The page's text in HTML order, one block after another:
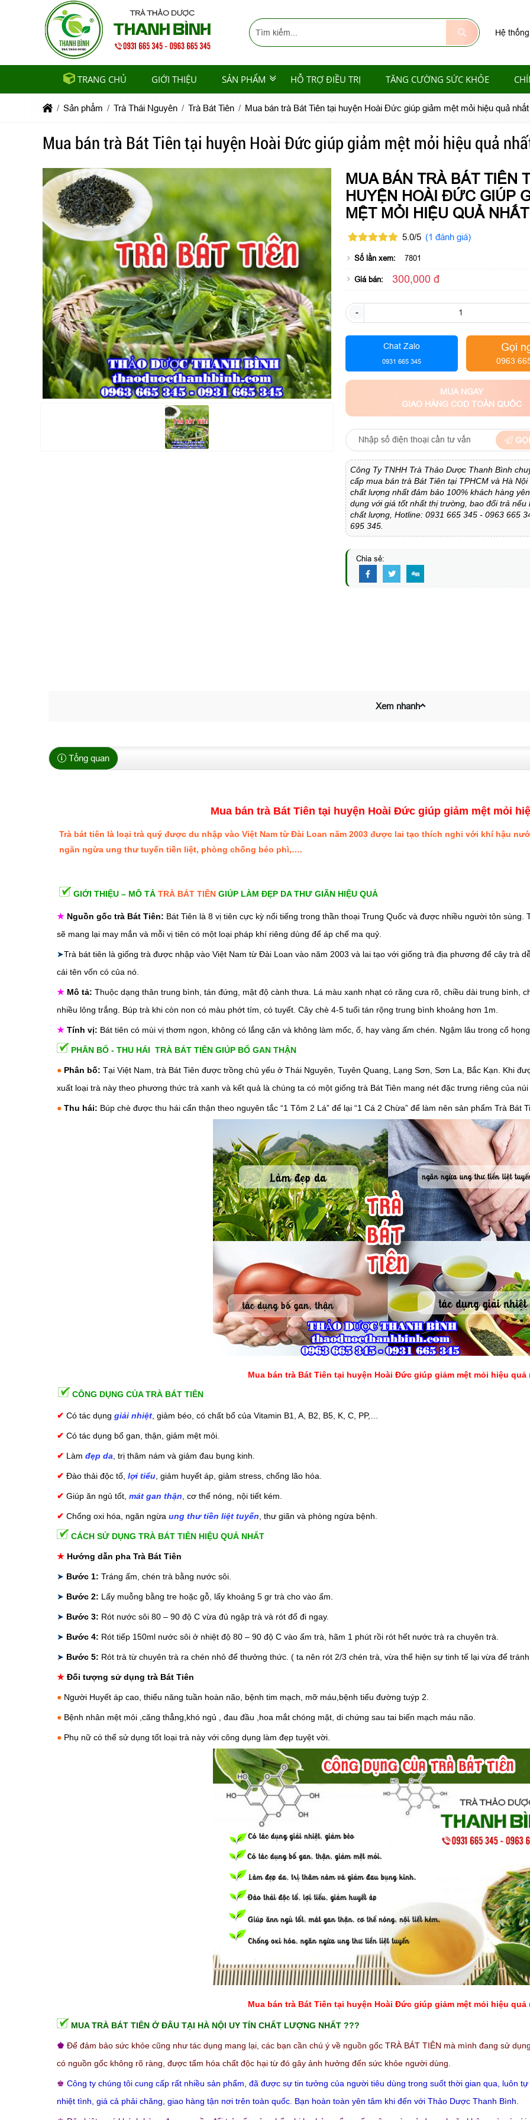
Hệ
TRANG CHỦ GIỚI THIỆU SẢN PHẨM HỖ TRỢ ĐIỀU TRỊ TĂNG CƯỜNG SỨC KHỎE
Sản phẩm Trà Thái Nguyên Trà Bát Tiên Mua bán trà Bát Tiên tại huyện Hoài Đức giúp giảm mệt mỏi hiệu quả nhất
Mua bán trà Bát Tiên tại huyện Hoài Đức giúp giảm mệt mỏi hiệu quả
MUA BÁN TRÀ BÁT TIÊN
HUYỆN HOÀI ĐỨC GIÚP
MỆT MỎI HIỆU QUẢ NHẤT
5.0/5 (1 đánh giá)
Số lần xem: 7801
Giá bán: 300,000 đ
-
Chat Zalo
0931 665 345
Gọi
0963
MUA NGAY
GIAO HÀNG COD TOÀN QUỐC
Công Ty TNHH Trà Thảo Dược Thanh Bình
cấp mua bán trà Bát Tiên tại TPHCM và Hà
chất lượng nhất đảm bảo 100% khách hàng
dụng với giá tốt nhất thị trường, bao đổi trả nếu
chất lượng, Hotline: 0931 665 345 - 0963 665
695 345.
Chia sẻ:
Xem nhanh
Tổng quan
Mua bán trà Bát Tiên tại huyện Hoài Đức giúp giảm mệt mỏi
Trà bát tiên là loại trà quý được du nhập vào Việt Nam từ Đài Loan năm 2003 được lai tạo thích nghi với khí hậu
ngăn ngừa ung thư tuyến tiền liệt, phòng chống béo phì,….
GIỚI THIỆU – MÔ TẢ TRÀ BÁT TIÊN GIÚP LÀM ĐẸP DA THƯ GIÃN HIỆU QUẢ
★ Nguồn gốc trà Bát Tiên: Bát Tiên là 8 vị tiên cực kỳ nổi tiếng trong thần thoại Trung Quốc và được nhiều người tôn
sẽ mang lại may mắn và mỗi vị tiên có một loại pháp khí riêng dùng để áp chế ma quỷ.
➤Trà bát tiên là giống trà được nhập vào Việt Nam từ Đài Loan vào năm 2003 và lai tạo với giống trà địa phương để cây trà
cái tên vốn có của nó.
★ Mô tả: Thuộc dạng thân trung bình, tán đứng, mật độ cành thưa. Lá màu xanh nhạt có răng cưa rõ, chiều dài trung bình,
nhiều lông trắng. Búp trà khi còn non có màu phớt tím, có tuyết. Cây chè 4-5 tuổi tán rộng trung bình khoảng hơn 1m.
★ Tính vị: Bát tiên có mùi vị thơm ngon, không có lắng cặn và không làm mốc, ố, hay vàng ấm chén. Ngậm lâu trong cổ
PHÂN BỐ - THU HÁI TRÀ BÁT TIÊN GIÚP BỔ GAN THẬN
● Phân bố: Tại Việt Nam, trà Bát Tiên được trồng chủ yếu ở Thái Nguyên, Tuyên Quang, Lạng Sơn, Sơn La, Bắc Kạn. Khi
xuất loại trà này theo phương thức trà xanh và kết quả là chúng ta có một giống trà Bát Tiên mang nét đặc trưng riêng của
● Thu hái: Búp chè được thu hái cẩn thận theo nguyên tắc “1 Tôm 2 Lá” để lại “1 Cá 2 Chừa” để làm nên sản phẩm Trà Bát
Mua bán trà Bát Tiên tại huyện Hoài Đức giúp giảm mệt mỏi hiệu quả
CÔNG DỤNG CỦA TRÀ BÁT TIÊN
✔ Có tác dụng giải nhiệt , giảm béo, có chất bổ của Vitamin B1, A, B2, B5, K, C, PP,…
✔ Có tác dụng bổ gan, thận, giảm mệt mỏi.
✔ Làm đẹp da , trị thâm nám và giảm đau bụng kinh.
✔ Đào thải độc tố, lợi tiểu , giảm huyết áp, giảm stress, chống lão hóa.
✔ Giúp ăn ngủ tốt, mát gan thận , cơ thể nóng, nội tiết kém.
✔ Chống oxi hóa, ngăn ngừa ung thư tiền liệt tuyến , thư giãn và phòng ngừa bệnh.
CÁCH SỬ DỤNG TRÀ BÁT TIÊN HIỆU QUẢ NHẤT
★ Hướng dẫn pha Trà Bát Tiên
➤ Bước 1: Tráng ấm, chén trà bằng nước sôi.
➤ Bước 2: Lấy muỗng bằng tre hoặc gỗ, lấy khoảng 5 gr trà cho vào ấm.
➤ Bước 3: Rót nước sôi 80 – 90 độ C vừa đủ ngập trà và rót đổ đi ngay.
➤ Bước 4: Rót tiếp 150ml nước sôi ở nhiệt độ 80 – 90 độ C vào ấm trà, hãm 1 phút rồi rót hết nước trà ra chuyên trà.
➤ Bước 5: Rót trà từ chuyên trà ra chén nhỏ để thưởng thức. ( ta nên rót 2/3 chén trà, vừa thể hiện sự tinh tế lại vừa để
★ Đối tượng sử dụng trà Bát Tiên
● Người Huyết áp cao, thiểu năng tuần hoàn não, bệnh tim mạch, mỡ máu,bệnh tiểu đường tuýp 2.
● Bệnh nhân mệt mỏi ,căng thẳng,khó ngủ , đau đầu ,hoa mắt chóng mặt, di chứng sau tai biến mạch máu não.
● Phụ nữ có thể sử dụng tốt loại trà này với công dụng làm đẹp tuyệt vời.
Mua bán trà Bát Tiên tại huyện Hoài Đức giúp giảm mệt mỏi hiệu quả
MUA TRÀ BÁT TIÊN Ở ĐÂU TẠI HÀ NỘI UY TÍN CHẤT LƯỢNG NHẤT ???
♚ Để đảm bảo sức khỏe cũng như tác dụng mang lại, các bạn cần chú ý về nguồn gốc TRÀ BÁT TIÊN mà mình đang sử
có nguồn gốc không rõ ràng, được tẩm hóa chất độc hại từ đó gây ảnh hưởng đến sức khỏe người dùng.
♚ Công ty chúng tôi cung cấp rất nhiều sản phẩm, đã được sự tin tưởng của người tiêu dùng trong suốt thời gian qua, luôn
nhiệt tình, giá cả phải chăng, giao hàng tận nơi trên toàn quốc. Bạn hoàn toàn yên tâm khi đến với Thảo Dược Thanh Bình.